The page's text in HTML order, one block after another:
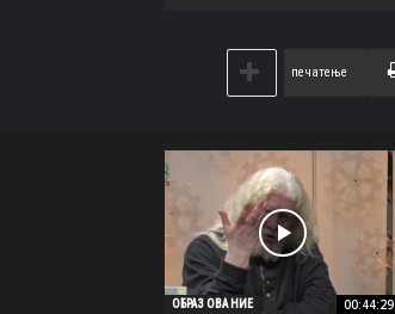
печатење
ОБРАЗ ОВА НИЕ 00:44:29